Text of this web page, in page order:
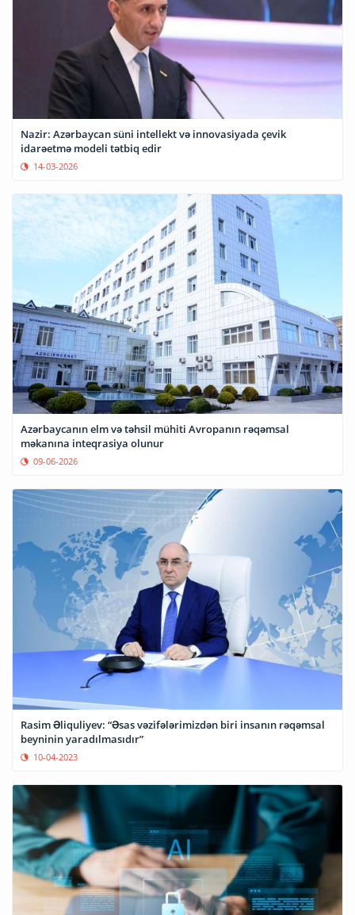
Nazir: Azərbaycan süni intellekt və innovasiyada çevik
idarəetmə modeli tətbiq edir
14-03-2026
Azərbaycanın elm və təhsil mühiti Avropanın rəqəmsal
məkanına inteqrasiya olunur
09-06-2026
Rasim Əliquliyev: “Əsas vəzifələrimizdən biri insanın rəqəmsal
beyninin yaradılmasıdır”
10-04-2023